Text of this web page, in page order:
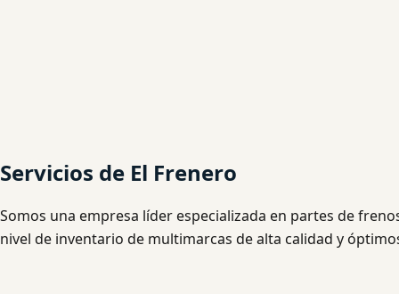
Servicios de El Frenero
Somos una empresa líder especializada en partes de
nivel de inventario de multimarcas de alta calidad y